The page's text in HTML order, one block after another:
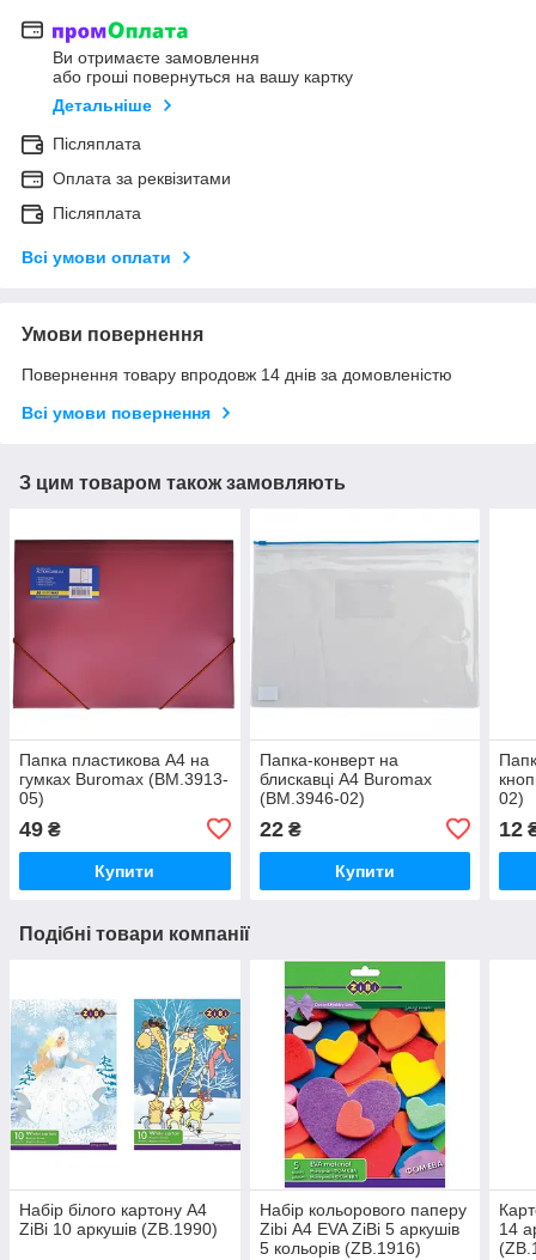
Ви отримаєте замовлення
або гроші повернуться на вашу картку
Детальніше
Післяплата
Оплата за реквізитами
Післяплата
Всі умови оплати
Умови повернення
Повернення товару впродовж 14 днів за домовленістю
Всі умови повернення
З цим товаром також замовляють
Папка пластикова А4 на
гумках Buromax (BM.3913-
05)
49 ₴
Купити
Папка-конверт на
блискавці А4 Buromax
(BM.3946-02)
22₴
Купити
02)
12
Подібні товари компанії
Набір білого картону А4
ZiBi 10 аркушів (ZB.1990)
Набір кольорового паперу
Zibi А4 EVA ZiBi 5 аркушів
5 кольорів (ZB.1916)
14